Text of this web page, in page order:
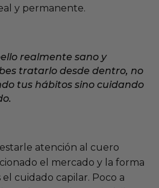
y permanente.
realmente sano y
tratarlo desde dentro, no
tus hábitos sino cuidando
atención al cuero
el mercado y la forma
cuidado capilar. Poco a